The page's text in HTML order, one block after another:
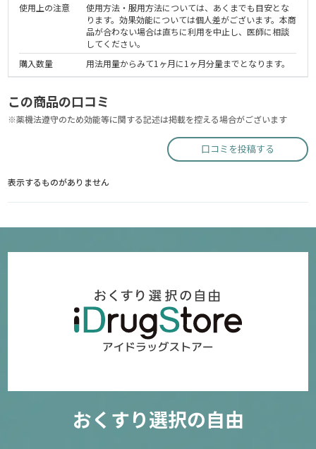
使用上の注意
使用方法・服用方法については、あくまでも目安とな
ります。効果効能については個人差がございます。本商
品が合わない場合は直ちに利用を中止し、医師に相談
してください。
購入数量
用法用量からみて1ヶ月に1ヶ月分量までとなります。
この商品の口コミ
※薬機法遵守のため効能等に関する記述は掲載を控える場合がございます
口コミを投稿する
表示するものがありません
おくすり選択の自由